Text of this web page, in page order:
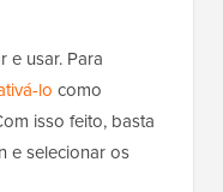
e usar. Para
lo como
isso feito, basta
e selecionar os